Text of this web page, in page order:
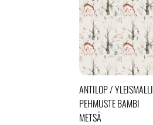
ANTILOP / YLEISMALLI
PEHMUSTE BAMBI
METSÄ